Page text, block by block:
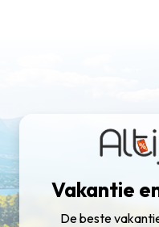
Vakantie
De beste